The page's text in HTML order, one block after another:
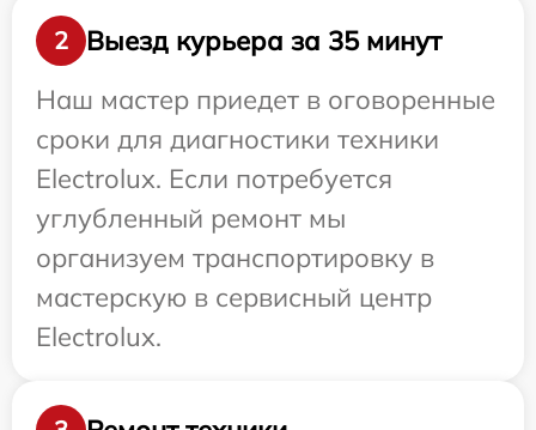
2
Выезд курьера за 35 минут
Наш мастер приедет в оговоренные
сроки для диагностики техники
Electrolux. Если потребуется
углубленный ремонт мы
организуем транспортировку в
мастерскую в сервисный центр
Electrolux.